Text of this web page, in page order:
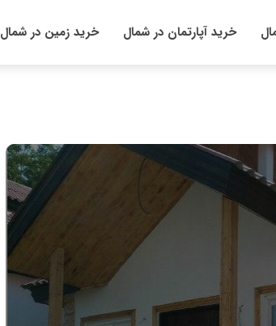
خرید آپارتمان در شمال خرید زمین در شمال